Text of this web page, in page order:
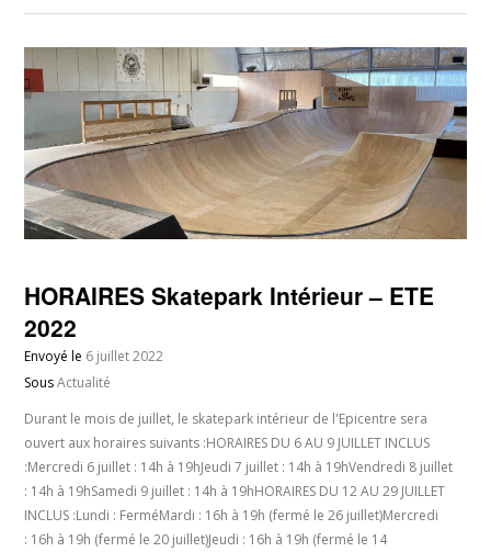
HORAIRES Skatepark Intérieur – ETE
2022
Envoyé le 6 juillet 2022
SousActualité
Durant le mois de juillet, le skatepark intérieur de l'Epicentre sera
ouvert aux horaires suivants :HORAIRES DU 6 AU 9 JUILLET INCLUS
:Mercredi 6 juillet : 14h à 19hJeudi 7 juillet : 14h à 19hVendredi 8 juillet
: 14h à 19hSamedi 9 juillet : 14h à 19hHORAIRES DU 12 AU 29 JUILLET
INCLUS :Lundi : FerméMardi : 16h à 19h (fermé le 26 juillet)Mercredi
: 16h à 19h (fermé le 20 juillet)Jeudi : 16h à 19h (fermé le 14